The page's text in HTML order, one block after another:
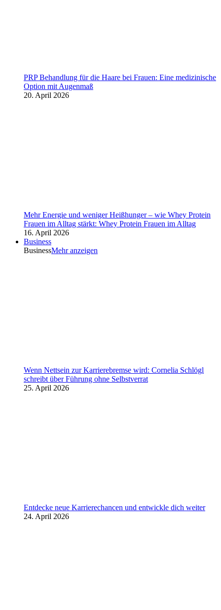
PRP Behandlung für die Haare bei Frauen: Eine medizinische
Option mit Augenmaß
20. April 2026
Mehr Energie und weniger Heißhunger – wie Whey Protein
Frauen im Alltag stärkt: Whey Protein Frauen im Alltag
16. April 2026
Business
BusinessMehr anzeigen
Wenn Nettsein zur Karrierebremse wird: Cornelia Schlögl
schreibt über Führung ohne Selbstverrat
25. April 2026
Entdecke neue Karrierechancen und entwickle dich weiter
24. April 2026